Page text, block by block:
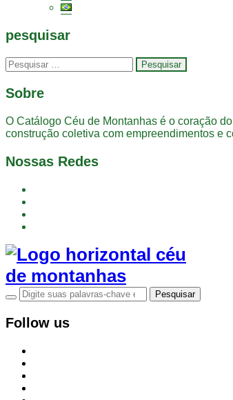
pesquisar
Sobre
O Catálogo Céu de Montanhas é o coração
construção coletiva com empreendimentos e
Nossas Redes
Follow us